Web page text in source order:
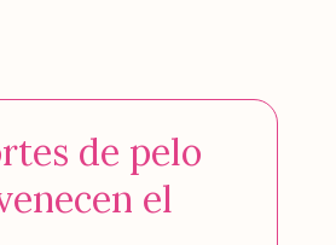
de pelo
el